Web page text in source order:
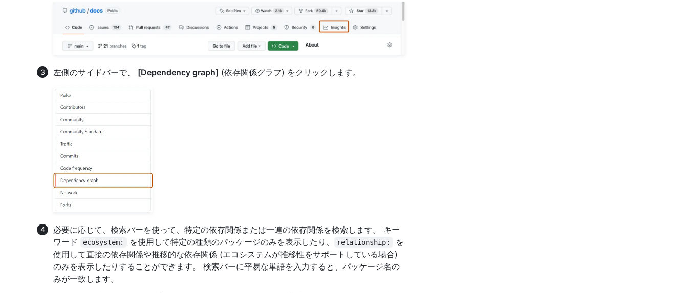
左側のサイドバーで、 [Dependency graph] (依存関係グラフ) をクリックします。
必要に応じて、検索バーを使って、特定の依存関係または一連の依存関係を検索します。 キー
ワード
ecosystem: を使用して特定の種類のパッケージのみを表示したり、 relationship:
を
使用して直接の依存関係や推移的な依存関係 (エコシステムが推移性をサポートしている場合)
のみを表示したりすることができます。 検索バーに平易な単語を入力すると、パッケージ名の
みが一致します。